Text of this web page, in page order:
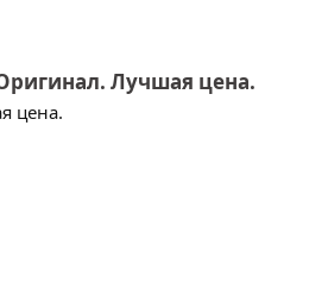
Лучшая цена.
цена.